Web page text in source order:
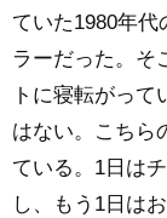
ていた1980年
ラーだった。そ
トに寝転がっ
はない。こちら
ている。1日は
し、もう1日は